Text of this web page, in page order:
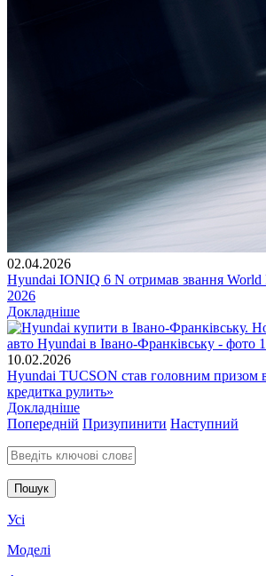
02.04.2026
Hyundai IONIQ 6 N отримав звання World
2026
Докладніше
10.02.2026
Hyundai TUCSON став головним призом
кредитка рулить»
Докладніше
Попередній Призупинити Наступний
Введіть ключові слова для пошуку
Усі
Моделі